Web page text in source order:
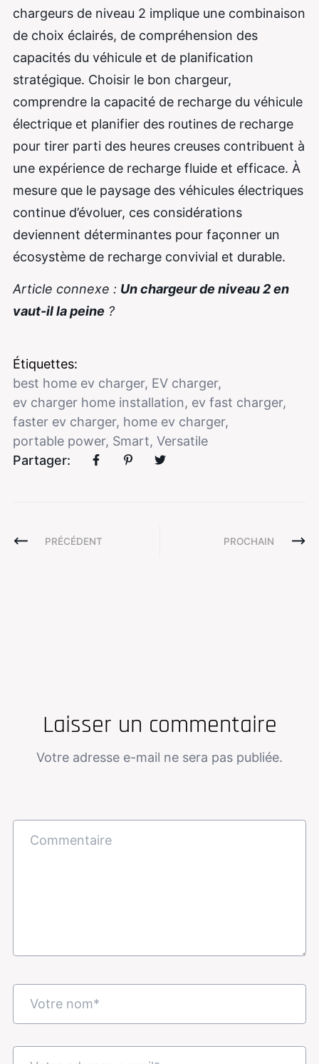
chargeurs de niveau 2 implique une combinaison
de choix éclairés, de compréhension des
capacités du véhicule et de planification
stratégique. Choisir le bon chargeur,
comprendre la capacité de recharge du véhicule
électrique et planifier des routines de recharge
pour tirer parti des heures creuses contribuent à
une expérience de recharge fluide et efficace. À
mesure que le paysage des véhicules électriques
continue d’évoluer, ces considérations
deviennent déterminantes pour façonner un
écosystème de recharge convivial et durable.
Article connexe : Un chargeur de niveau 2 en
vaut-il la peine ?
Étiquettes:
best home ev charger, EV charger,
ev charger home installation, ev fast charger,
faster ev charger, home ev charger,
portable power, Smart, Versatile
Partager:
PRÉCÉDENT PROCHAIN
Laisser un commentaire
Votre adresse e-mail ne sera pas publiée.